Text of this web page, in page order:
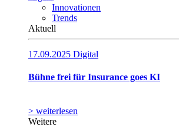
Innovationen
Trends
Aktuell
17.09.2025 Digital
Bühne frei für Insurance goes KI
> weiterlesen
Weitere